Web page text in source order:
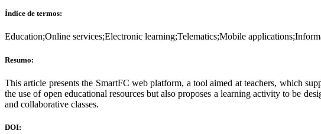
Índice de termos:
Education;Online services;Electronic learning;Telematics;Mobile
Resumo:
This article presents the SmartFC web platform, a tool aimed at teachers, which
the use of open educational resources but also proposes a learning activity to be
and collaborative classes.
DOI: